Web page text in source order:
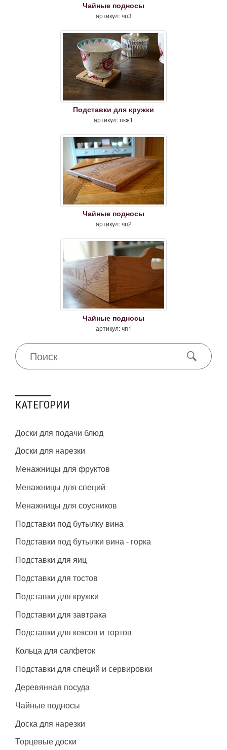
Чайные подносы
артикул: чп3
Подставки для кружки
артикул: пкж1
Чайные подносы
артикул: чп2
Чайные подносы
артикул: чп1
КАТЕГОРИИ
Доски для подачи блюд
Доски для нарезки
Менажницы для фруктов
Менажницы для специй
Менажницы для соусников
Подставки под бутылку вина
Подставки под бутылки вина - горка
Подставки для яиц
Подставки для тостов
Подставки для кружки
Подставки для завтрака
Подставки для кексов и тортов
Кольца для салфеток
Подставки для специй и сервировки
Деревянная посуда
Чайные подносы
Доска для нарезки
Торцевые доски